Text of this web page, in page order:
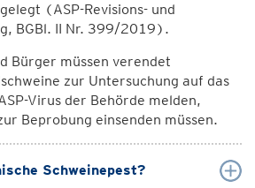
(ASP-Revisions- und
BGBl. II Nr. 399/2019).
Bürger müssen verendet
zur Untersuchung auf das
Virus der Behörde melden,
Beprobung einsenden müssen.
Schweinepest?